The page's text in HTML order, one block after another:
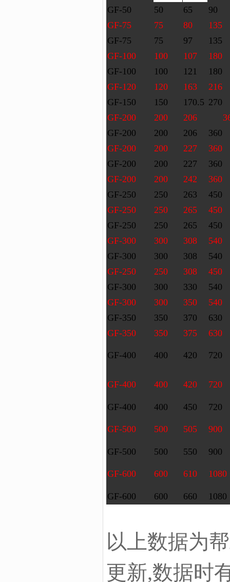
GF-50
50 65
90
GF-75
75 80
135
GF-75
75 97
135
GF-100
100 107
180
GF-100
100 121
180
GF-120
120 163
216
GF-150
150 170.5 270
GF-200
200 206
GF-200
200 206
360
GF-200
200 227
360
GF-200
200 227
360
GF-200
200 242
360
GF-250
250 263
450
GF-250
250 265
450
GF-250
250 265
450
GF-300
300 308
540
GF-300
300 308
540
GF-250
250 308
450
GF-300
300 330
540
GF-300
300 350
540
GF-350
350 370
630
GF-350
350 375 630
GF-400 400 420 720
GF-400 400 420 720
GF-400 400 450 720
GF-500 500 505 900
GF-500 500 550 900
GF-600 600 610 1080
GF-600 600 660 1080
以上数据为
更新,数据时